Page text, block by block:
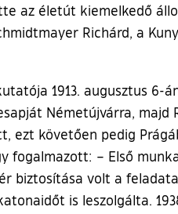
az életút kiemelkedő
Richárd, a
1913. augusztus
Németújvárra,
ezt követően pedig
fogalmazott: – Első
biztosítása volt a
is leszolgálta.